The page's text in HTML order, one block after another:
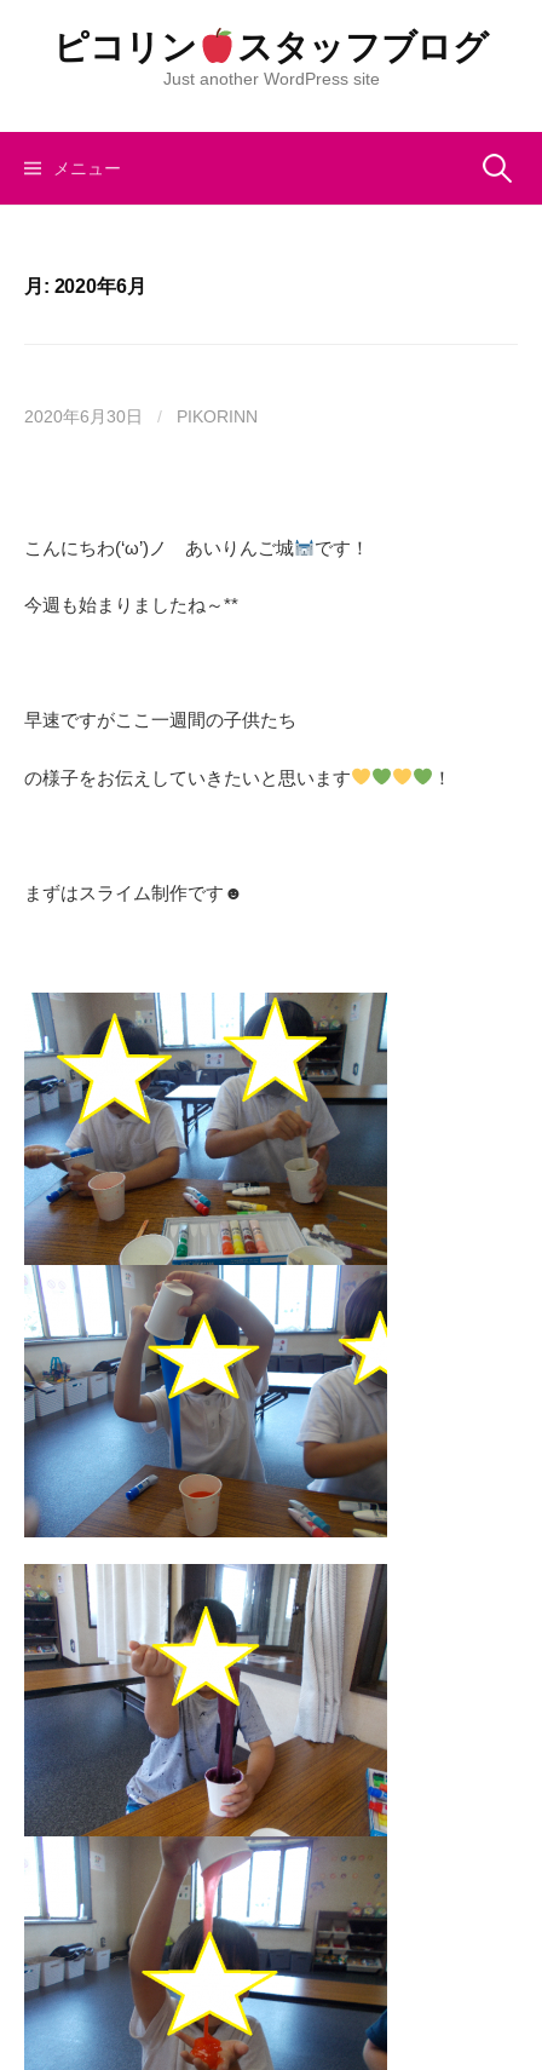
ツ
ピコリン スタッフブログ
Just another WordPress site
メニュー 検
月: 2020年6月
2020年6月30日 / PIKORINN
こんにちわ(‘ω’)ノ あいりんご城 です！
今週も始まりましたね～**
早速ですがここ一週間の子供たち
の様子をお伝えしていきたいと思います ！
まずはスライム制作です☻